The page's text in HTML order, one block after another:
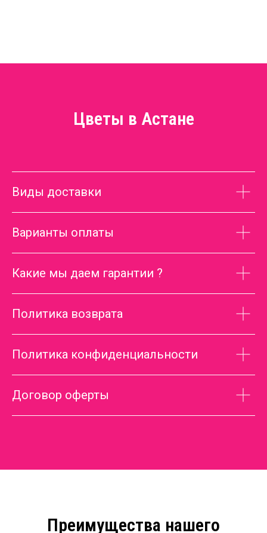
Цветы в Астане
Виды доставки
Варианты оплаты
Какие мы даем гарантии ?
Политика возврата
Политика конфиденциальности
Договор оферты
Преимущества нашего